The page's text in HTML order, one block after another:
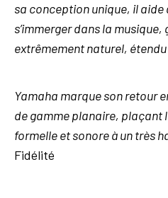
sa conception unique, il
s’immerger dans la musique,
extrêmement naturel,
Yamaha marque son retour
de gamme planaire, plaçant
formelle et sonore à un très
Fidélité